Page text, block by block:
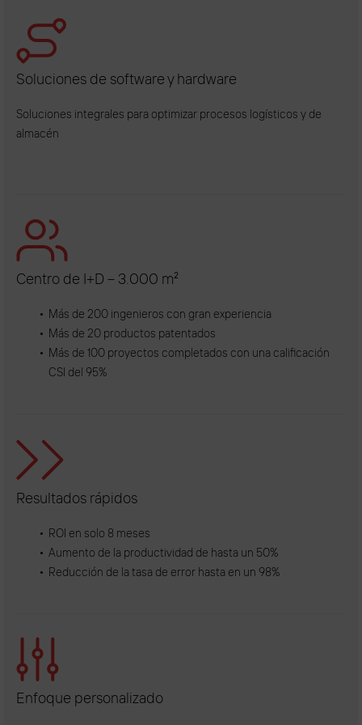
Soluciones de software y hardware
Soluciones integrales para optimizar procesos logísticos y de
almacén
Centro de I+D – 3.000 m²
Más de 200 ingenieros con gran experiencia
Más de 20 productos patentados
Más de 100 proyectos completados con una calificación
CSI del 95%
Resultados rápidos
ROI en solo 8 meses
Aumento de la productividad de hasta un 50%
Reducción de la tasa de error hasta en un 98%
Enfoque personalizado